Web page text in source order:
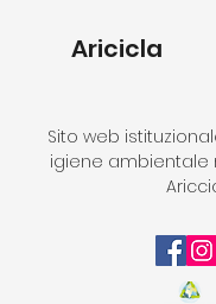
Aricicla
Sito web
igiene ambientale